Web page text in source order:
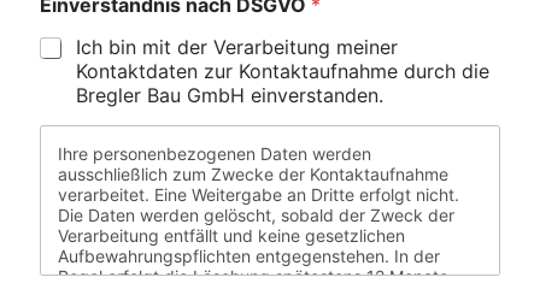
Einverständnis nach DSGVO *
Ich bin mit der Verarbeitung meiner
Kontaktdaten zur Kontaktaufnahme durch die
Bregler Bau GmbH einverstanden.
Ihre personenbezogenen Daten werden
ausschließlich zum Zwecke der Kontaktaufnahme
verarbeitet. Eine Weitergabe an Dritte erfolgt nicht.
Die Daten werden gelöscht, sobald der Zweck der
Verarbeitung entfällt und keine gesetzlichen
Aufbewahrungspflichten entgegenstehen. In der
Regel erfolgt die Löschung spätestens 12 Monate